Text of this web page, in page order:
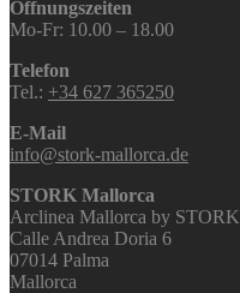
Öffnungszeiten
Mo-Fr: 10.00 – 18.00
Telefon
Tel.: +34 627 365250
E-Mail
info@stork-mallorca.de
STORK Mallorca
Arclinea Mallorca by STORK
Calle Andrea Doria 6
07014 Palma
Mallorca